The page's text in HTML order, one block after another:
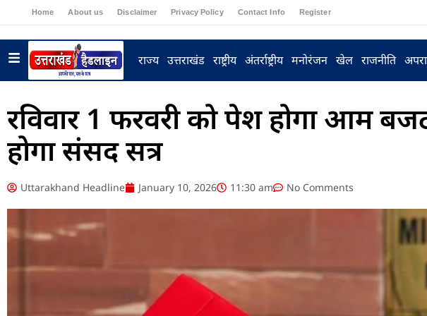
Home About us Disclaimer Privacy Policy Contact Info Register
राज्य उत्तराखंड राष्ट्रीय अंतर्राष्ट्रीय मनोरंजन खेल राजनीति
रविवार 1 फरवरी को पेश होगा आम
होगा संसद सत्र
Uttarakhand Headline January 10, 2026 11:30 am No Comments